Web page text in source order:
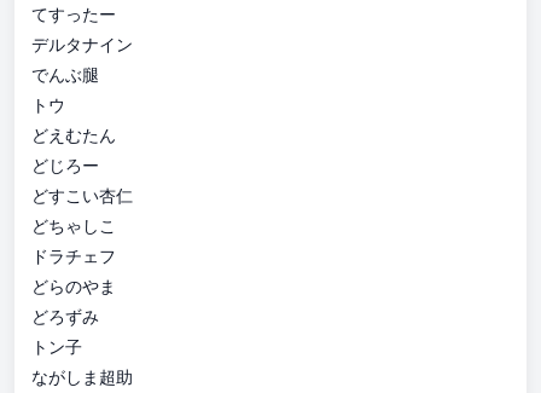
てすったー
デルタナイン
でんぶ腿
トウ
どえむたん
どじろー
どすこい杏仁
どちゃしこ
ドラチェフ
どらのやま
どろずみ
トン子
ながしま超助